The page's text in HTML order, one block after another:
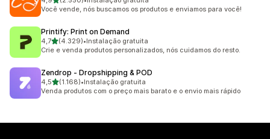
2550 total de avaliações
Você vende, nós buscamos os produtos e enviamos para você!
Printify: Print on Demand
4,7de 5 estrelas
(4.329)
4329 total de avaliações
•Instalação gratuita
Crie e venda produtos personalizados, nós cuidamos do resto.
Zendrop ‑ Dropshipping & POD
4,5de 5 estrelas
(1.168)
1168 total de avaliações
•Instalação gratuita
Venda produtos com o preço mais barato e o envio mais rápido